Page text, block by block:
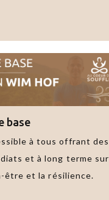
base
à tous offrant des
et à long terme sur
être et la résilience.